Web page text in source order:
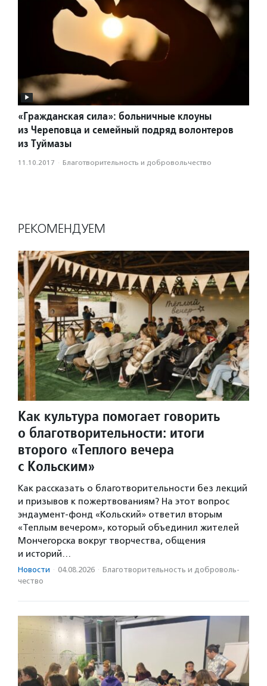
«Гражданская сила»: больничные клоуны
из Череповца и семейный подряд волонтеров
из Туймазы
11.10.2017 · Благотвори­тель­ность и доброволь­чест­во
РЕКОМЕНДУЕМ
Как культура помогает говорить
о благотворительности: итоги
второго «Теплого вечера
с Кольским»
Как рассказать о благотворительности без лекций
и призывов к пожертвованиям? На этот вопрос
эндаумент-фонд «Кольский» ответил вторым
«Теплым вечером», который объединил жителей
Мончегорска вокруг творчества, общения
и историй…
Новости · 04.08.2026 · Благотвори­тель­ность и доброволь­
чест­во